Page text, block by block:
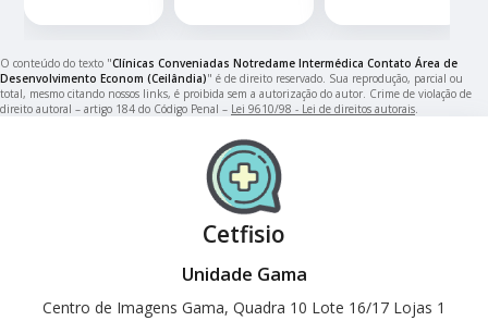
O conteúdo do texto "Clínicas Conveniadas Notredame Intermédica Contato Área de
Desenvolvimento Econom (Ceilândia)" é de direito reservado. Sua reprodução, parcial ou
total, mesmo citando nossos links, é proibida sem a autorização do autor. Crime de violação de
direito autoral – artigo 184 do Código Penal – Lei 9610/98 - Lei de direitos autorais.
Cetfisio
Unidade Gama
Centro de Imagens Gama, Quadra 10 Lote 16/17 Lojas 1